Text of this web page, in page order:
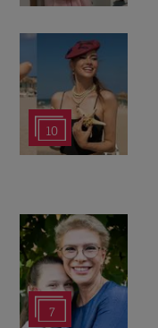
10
7